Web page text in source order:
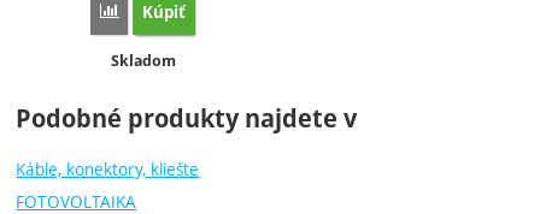
Porovnať
Kúpiť
Dostupnosť:
Skladom
Podobné produkty najdete v
Káble, konektory, kliešte
FOTOVOLTAIKA